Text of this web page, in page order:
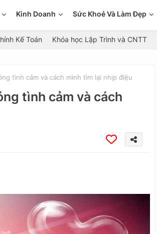
Kinh Doanh Sức Khoẻ Và Làm Đẹp
Kế Toán Khóa học Lập Trình và CNTT
tình cảm và cách mình tìm lại nhịp điệu
tình cảm và cách